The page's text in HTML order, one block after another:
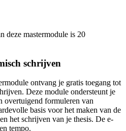
deze mastermodule is 20
schrijven
ontvang je gratis toegang tot
Deze module ondersteunt je
overtuigend formuleren van
basis voor het maken van de
het schrijven van je thesis. De e-
tempo.